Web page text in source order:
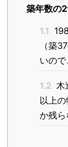
築年数の
1.1
（築
いの
1.2 木
以上
か残